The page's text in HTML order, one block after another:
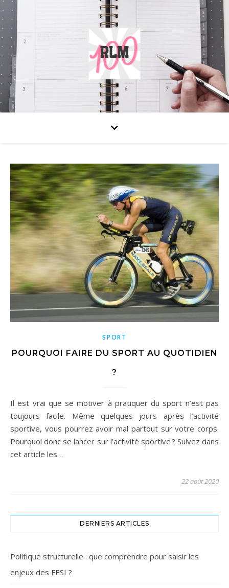
SPORT
POURQUOI FAIRE DU SPORT AU QUOTIDIEN
?
Il est vrai que se motiver à pratiquer du sport n’est pas
toujours facile. Même quelques jours après l’activité
sportive, vous pourrez avoir mal partout sur votre corps.
Pourquoi donc se lancer sur l’activité sportive ? Suivez dans
cet article les…
22 août 2020
DERNIERS ARTICLES
Politique structurelle : que comprendre pour saisir les
enjeux des FESI ?